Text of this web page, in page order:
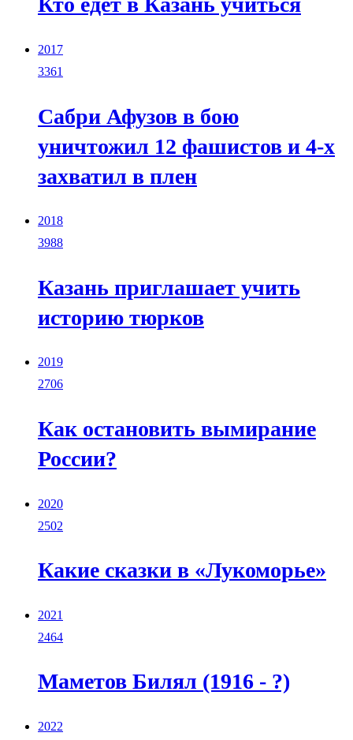
2017
3361
Сабри Афузов в бою
уничтожил 12 фашистов и 4-х
захватил в плен
2018
3988
Казань приглашает учить
историю тюрков
2019
2706
Как остановить вымирание
России?
2020
2502
Какие сказки в «Лукоморье»
2021
2464
Маметов Билял (1916 - ?)
2022